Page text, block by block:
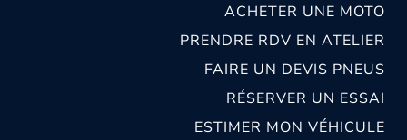
ACHETER UNE MOTO
PRENDRE RDV EN ATELIER
FAIRE UN DEVIS PNEUS
RÉSERVER UN ESSAI
ESTIMER MON VÉHICULE